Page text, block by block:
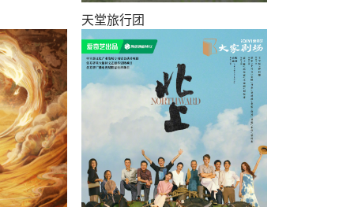
天堂旅行团